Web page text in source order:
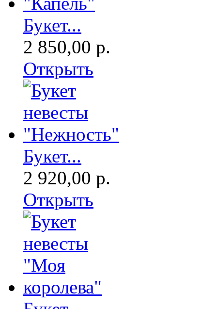
Букет...
2 850,00 р.
Открыть
Букет...
2 920,00 р.
Открыть